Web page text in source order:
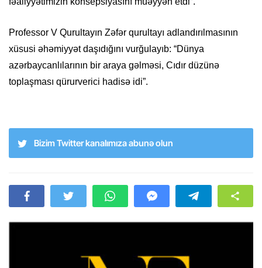
Professor V Qurultayın Zəfər qurultayı adlandırılmasının
xüsusi əhəmiyyət daşıdığını vurğulayıb: “Dünya
azərbaycanlılarının bir araya gəlməsi, Cıdır düzünə
toplaşması qürurverici hadisə idi”.
Bizim Twitter kanalımıza abunə olun